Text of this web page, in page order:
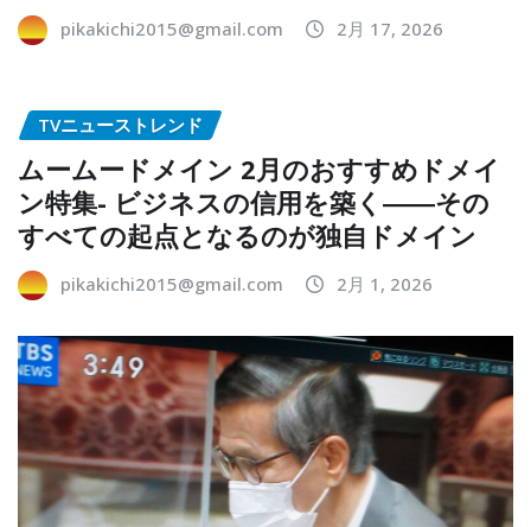
pikakichi2015@gmail.com 2月 17, 2026
TVニューストレンド
ムームードメイン 2月のおすすめドメイ
ン特集- ビジネスの信用を築く――その
すべての起点となるのが独自ドメイン
pikakichi2015@gmail.com 2月 1, 2026